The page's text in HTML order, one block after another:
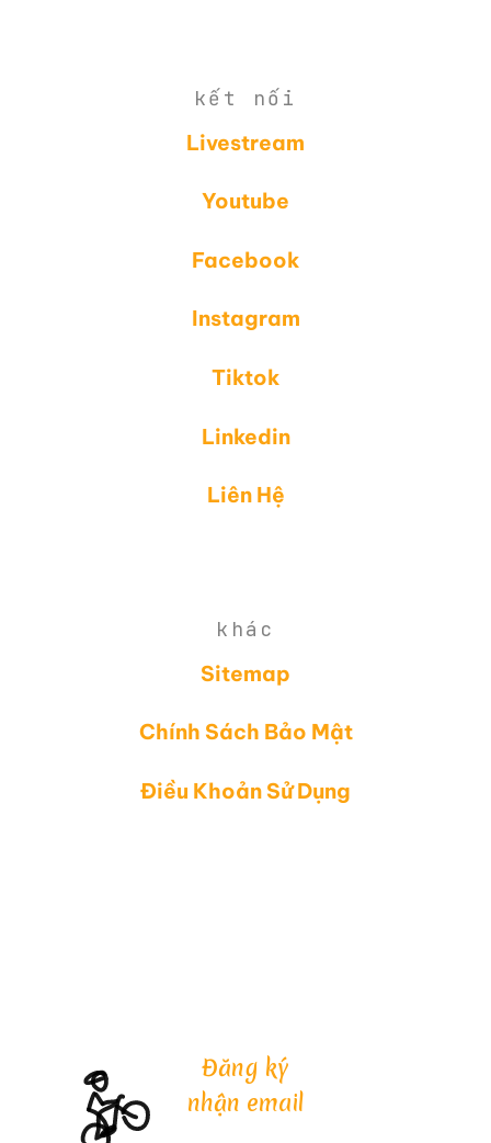
kết nối
Livestream
Youtube
Facebook
Instagram
Tiktok
Linkedin
Liên Hệ
khác
Sitemap
Chính Sách Bảo Mật
Điều Khoản Sử Dụng
Đăng ký
nhận email